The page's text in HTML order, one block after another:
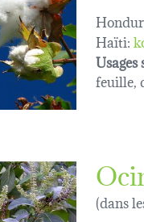
Haïti:
feuille,
(dans